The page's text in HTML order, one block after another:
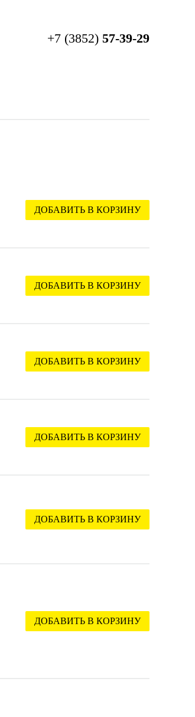
+7 (3852) 57-39-29
ДОБАВИТЬ В КОРЗИНУ
ДОБАВИТЬ В КОРЗИНУ
ДОБАВИТЬ В КОРЗИНУ
ДОБАВИТЬ В КОРЗИНУ
ДОБАВИТЬ В КОРЗИНУ
ДОБАВИТЬ В КОРЗИНУ